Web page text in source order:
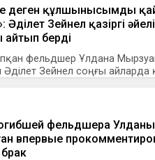
деген құлшынысымды
Әділет Зейнел қазіргі әйелі
айтып берді
фельдшер Ұлдана
Зейнел соңғы айларда
фельдшера Улданы
впервые